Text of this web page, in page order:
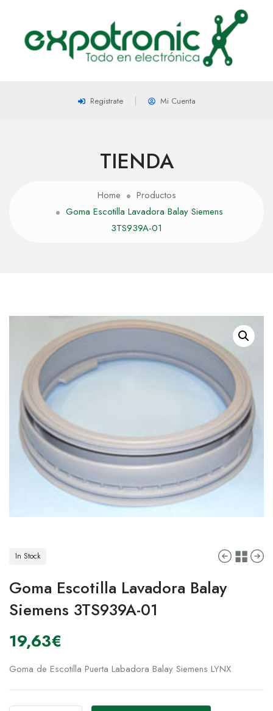
Registrate Mi Cuenta
TIENDA
Home
Productos
Goma Escotilla Lavadora Balay Siemens
3TS939A-01
In Stock
Goma Escotilla Lavadora Balay
Siemens 3TS939A-01
19,63€
Goma de Escotilla Puerta Labadora Balay Siemens LYNX